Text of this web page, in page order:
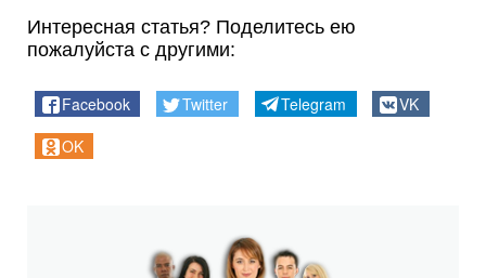
Интересная статья? Поделитесь ею
пожалуйста с другими:
Facebook Twitter Telegram
VK
OK